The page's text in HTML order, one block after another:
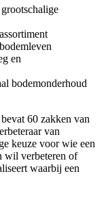
en
bodemonderhoud
60 zakken van
van
keuze voor wie een
wil verbeteren of
waarbij een